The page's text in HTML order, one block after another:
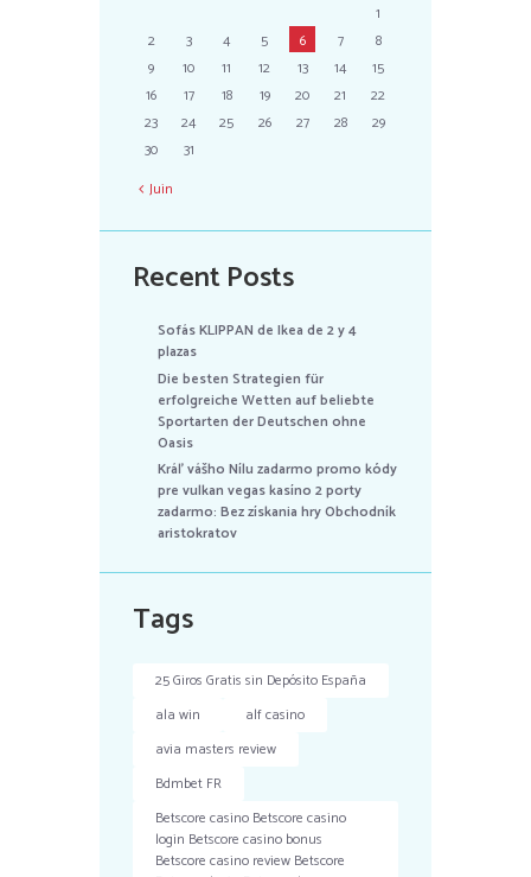
1
2
3 4 5 6 7
8
9
10 11 12 13 14
15
16
17 18 19 20 21
22
23
24 25 26 27 28
29
30
31
Juin
Recent Posts
Sofás KLIPPAN de Ikea de 2 y 4
plazas
Die besten Strategien für
erfolgreiche Wetten auf beliebte
Sportarten der Deutschen ohne
Oasis
Kráľ vášho Nílu zadarmo promo kódy
pre vulkan vegas kasíno 2 porty
zadarmo: Bez získania hry Obchodník
aristokratov
Tags
25 Giros Gratis sin Depósito España
ala win
alf casino
avia masters review
Bdmbet FR
Betscore casino Betscore casino
login Betscore casino bonus
Betscore casino review Betscore